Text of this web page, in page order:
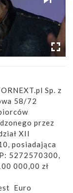
Sp. z
58/72
przez
XII
posiadająca
5272570300,
000,00 zł
Euro